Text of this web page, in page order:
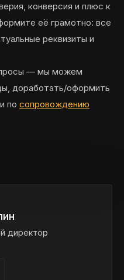
конверсия и плюс к
её грамотно: все
реквизиты и
— мы можем
доработать/оформить
по сопровождению
директор